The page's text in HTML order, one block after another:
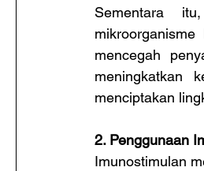
Sementara
mencegah
meningkatkan
menciptakan
2. Penggunaan
Imunostimulan